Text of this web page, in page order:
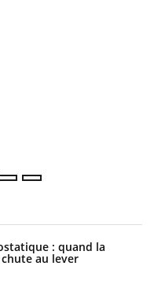
: quand la
au lever